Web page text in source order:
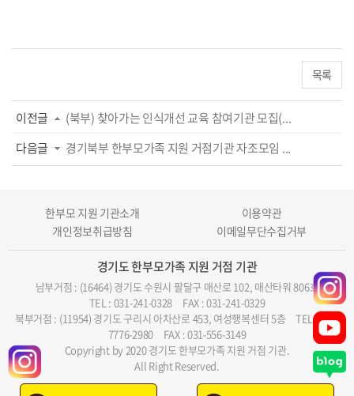
목록
이전글
(북부) 찾아가는 인식개선 교육 참여기관 모집(...
다음글
경기북부 한부모가족 지원 거점기관 자조모임 ...
한부모 지원 기관소개
이용약관
개인정보취급방침
이메일무단수집거부
경기도 한부모가족 지원 거점 기관
남부거점 : (16464) 경기도 수원시 팔달구 매산로 102, 매산타워 806호
TEL : 031-241-0328
FAX : 031-241-0329
북부거점 : (11954) 경기도 구리시 아차산로 453, 여성행복센터 5층
TEL : 070-
7776-2980
FAX : 031-556-3149
Copyright by 2020 경기도 한부모가족 지원 거점 기관.
All Right Reserved.